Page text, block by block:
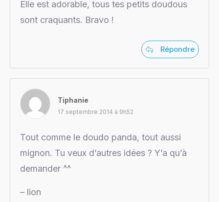
Elle est adorable, tous tes petits doudous
sont craquants. Bravo !
Répondre
Tiphanie
17 septembre 2014 à 9h52
Tout comme le doudo panda, tout aussi
mignon. Tu veux d’autres idées ? Y’a qu’à
demander ^^
– lion